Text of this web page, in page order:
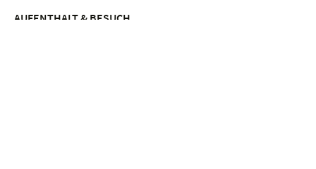
AUFENTHALT & BESUCH